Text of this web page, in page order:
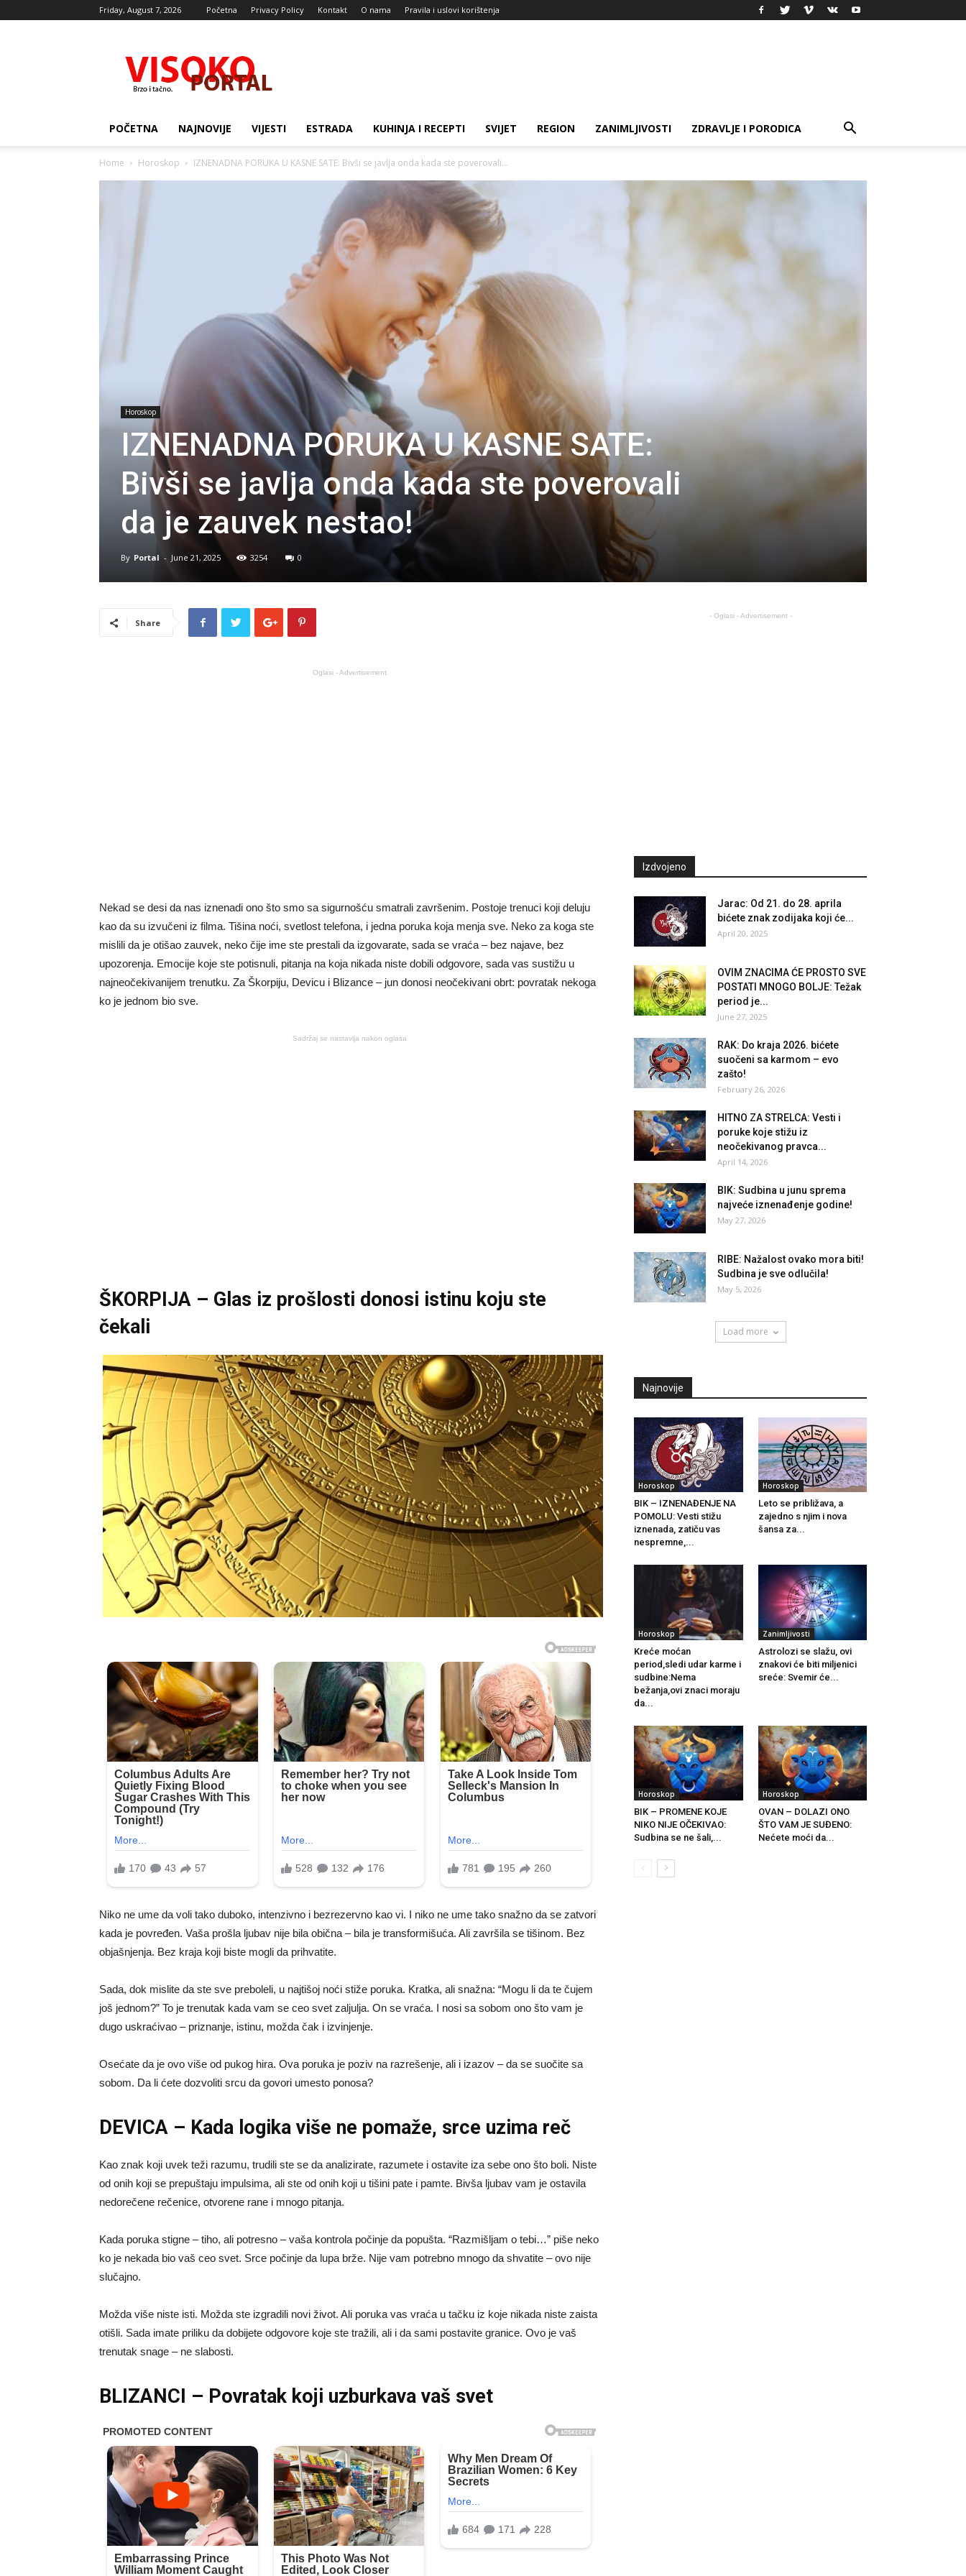
Friday, August 7, 2026 Početna Privacy Policy Kontakt O nama Pravila i uslovi korištenja
portal
POČETNA NAJNOVIJE VIJESTI ESTRADA KUHINJA I RECEPTI SVIJET REGION ZANIMLJIVOSTI ZDRAVLJE I PORODICA
Home Horoskop IZNENADNA PORUKA U KASNE SATE: Bivši se javlja onda kada ste poverovali...
Horoskop
IZNENADNA PORUKA U KASNE SATE:
Bivši se javlja onda kada ste poverovali
da je zauvek nestao!
By Portal - June 21, 2025 3254 0
Share
Oglasi - Advertisement
Nekad se desi da nas iznenadi ono što smo sa sigurnošću smatrali završenim. Postoje trenuci koji deluju
kao da su izvučeni iz filma. Tišina noći, svetlost telefona, i jedna poruka koja menja sve. Neko za koga ste
mislili da je otišao zauvek, neko čije ime ste prestali da izgovarate, sada se vraća – bez najave, bez
upozorenja. Emocije koje ste potisnuli, pitanja na koja nikada niste dobili odgovore, sada vas sustižu u
najneočekivanijem trenutku. Za Škorpiju, Devicu i Blizance – jun donosi neočekivani obrt: povratak nekoga
ko je jednom bio sve.
Sadržaj se nastavlja nakon oglasa
ŠKORPIJA – Glas iz prošlosti donosi istinu koju ste
čekali
Niko ne ume da voli tako duboko, intenzivno i bezrezervno kao vi. I niko ne ume tako snažno da se zatvori
kada je povređen. Vaša prošla ljubav nije bila obična – bila je transformišuća. Ali završila se tišinom. Bez
objašnjenja. Bez kraja koji biste mogli da prihvatite.
Sada, dok mislite da ste sve preboleli, u najtišoj noći stiže poruka. Kratka, ali snažna: “Mogu li da te čujem
još jednom?” To je trenutak kada vam se ceo svet zaljulja. On se vraća. I nosi sa sobom ono što vam je
dugo uskraćivao – priznanje, istinu, možda čak i izvinjenje.
Osećate da je ovo više od pukog hira. Ova poruka je poziv na razrešenje, ali i izazov – da se suočite sa
sobom. Da li ćete dozvoliti srcu da govori umesto ponosa?
DEVICA – Kada logika više ne pomaže, srce uzima reč
Kao znak koji uvek teži razumu, trudili ste se da analizirate, razumete i ostavite iza sebe ono što boli. Niste
od onih koji se prepuštaju impulsima, ali ste od onih koji u tišini pate i pamte. Bivša ljubav vam je ostavila
nedorečene rečenice, otvorene rane i mnogo pitanja.
Kada poruka stigne – tiho, ali potresno – vaša kontrola počinje da popušta. “Razmišljam o tebi…” piše neko
ko je nekada bio vaš ceo svet. Srce počinje da lupa brže. Nije vam potrebno mnogo da shvatite – ovo nije
slučajno.
Možda više niste isti. Možda ste izgradili novi život. Ali poruka vas vraća u tačku iz koje nikada niste zaista
otišli. Sada imate priliku da dobijete odgovore koje ste tražili, ali i da sami postavite granice. Ovo je vaš
trenutak snage – ne slabosti.
BLIZANCI – Povratak koji uzburkava vaš svet
- Oglasi - Advertisement -
Izdvojeno
Jarac: Od 21. do 28. aprila
bićete znak zodijaka koji će...
April 20, 2025
OVIM ZNACIMA ĆE PROSTO SVE
POSTATI MNOGO BOLJE: Težak
period je...
June 27, 2025
RAK: Do kraja 2026. bićete
suočeni sa karmom – evo
zašto!
February 26, 2026
HITNO ZA STRELCA: Vesti i
poruke koje stižu iz
neočekivanog pravca...
April 14, 2026
BIK: Sudbina u junu sprema
najveće iznenađenje godine!
May 27, 2026
RIBE: Nažalost ovako mora biti!
Sudbina je sve odlučila!
May 5, 2026
Load more
Najnovije
Horoskop
BIK – IZNENAĐENJE NA
POMOLU: Vesti stižu
iznenada, zatiču vas
nespremne,...
Horoskop
Leto se približava, a
zajedno s njim i nova
šansa za...
Horoskop
Kreće moćan
period,sledi udar karme i
sudbine:Nema
bežanja,ovi znaci moraju
da...
Zanimljivosti
Astrolozi se slažu, ovi
znakovi će biti miljenici
sreće: Svemir će...
Horoskop
BIK – PROMENE KOJE
NIKO NIJE OČEKIVAO:
Sudbina se ne šali,...
Horoskop
OVAN – DOLAZI ONO
ŠTO VAM JE SUĐENO:
Nećete moći da...